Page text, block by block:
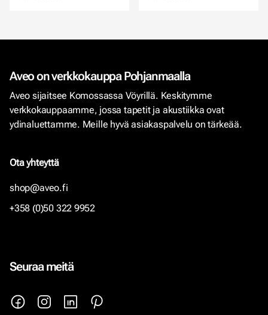
Aveo on verkkokauppa Pohjanmaalla
Aveo sijaitsee Komossassa Vöyrillä. Keskitymme
verkkokauppaamme, jossa tapetit ja akustiikka ovat
ydinaluettamme. Meille hyvä asiakaspalvelu on tärkeää.
Ota yhteyttä
shop@aveo.fi
+358 (0)50 322 9952
Seuraa meitä